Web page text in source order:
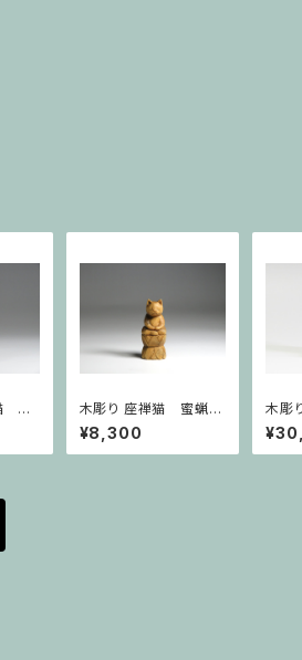
猫
木彫り 座禅猫 蜜蝋仕
上げ 猫仏1715
¥8,300
木彫
劫思
仏